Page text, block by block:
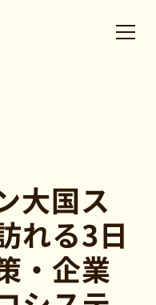
大国ス
れる3日
・企業